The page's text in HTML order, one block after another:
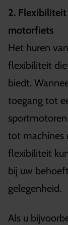
2.
motorfiets
Het huren
flexibiliteit
biedt.
toegang tot
tot machines
flexibiliteit
bij uw
gelegenheid.
Als u